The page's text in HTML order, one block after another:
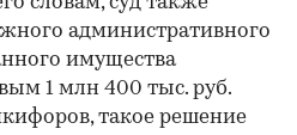
административного
имущества
1 млн 400 тыс. руб.
такое решение